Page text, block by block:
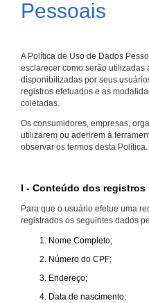
Pessoais
A Política de Uso de Dados
esclarecer como serão utilizadas
disponibilizadas por seus
registros efetuados e as
coletadas.
Os consumidores, empresas,
utilizarem ou aderirem à
observar os termos desta Política.
I - Conteúdo dos registros
Para que o usuário efetue uma
registrados os seguintes dados
Nome Completo;
Número do CPF;
Endereço;
Data de nascimento;